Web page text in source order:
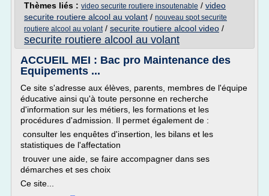
Thèmes liés : video securite routiere insoutenable / video
securite routiere alcool au volant / nouveau spot securite
routiere alcool au volant/ securite routiere alcool video /
securite routiere alcool au volant
ACCUEIL MEI : Bac pro Maintenance des
Equipements ...
Ce site s'adresse aux élèves, parents, membres de l'équipe
éducative ainsi qu'à toute personne en recherche
d'information sur les métiers, les formations et les
procédures d'admission. Il permet également de :
consulter les enquêtes d'insertion, les bilans et les
statistiques de l'affectation
trouver une aide, se faire accompagner dans ses
démarches et ses choix
Ce site...